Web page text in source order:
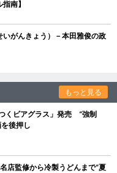
南】
がんきょう）－本田雅俊の政
もっと見る
くビアグラス」発売 “強制
後押し
店監修から冷製うどんまで“夏